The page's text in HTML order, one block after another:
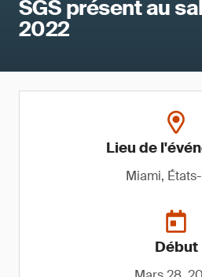
SGS présent au
2022
Lieu de
Miami,
Début